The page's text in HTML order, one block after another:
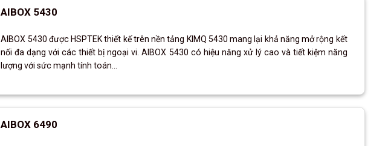
AIBOX 5430
AIBOX 5430 được HSPTEK thiết kế trên nền tảng KIMQ 5430 mang lại khả năng mở rộng kết
nối đa dạng với các thiết bị ngoại vi. AIBOX 5430 có hiệu năng xử lý cao và tiết kiệm năng
lượng với sức mạnh tính toán...
AIBOX 6490